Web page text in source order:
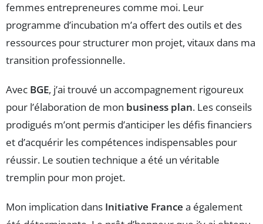
femmes entrepreneures comme moi. Leur
programme d’incubation m’a offert des outils et des
ressources pour structurer mon projet, vitaux dans ma
transition professionnelle.
Avec BGE, j’ai trouvé un accompagnement rigoureux
pour l’élaboration de mon business plan. Les conseils
prodigués m’ont permis d’anticiper les défis financiers
et d’acquérir les compétences indispensables pour
réussir. Le soutien technique a été un véritable
tremplin pour mon projet.
Mon implication dans Initiative France a également